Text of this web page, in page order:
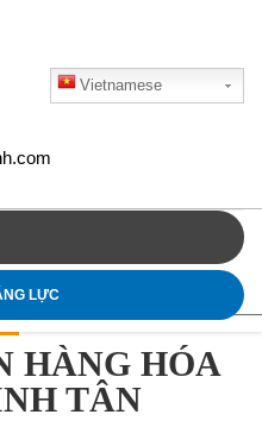
Vietnamese
LỰC
HÀNG HÓA
TÂN